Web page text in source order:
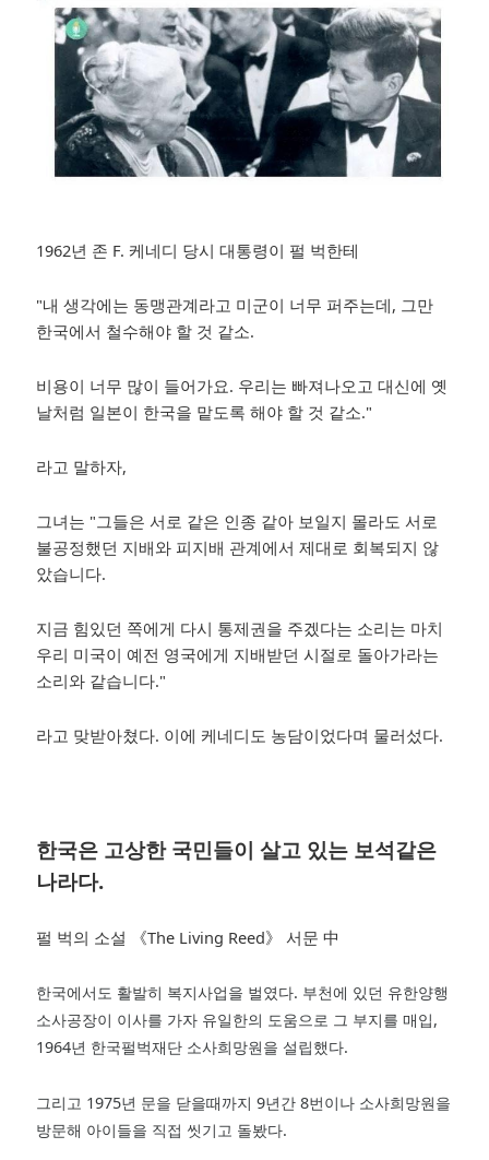
1962년 존 F. 케네디 당시 대통령이 펄 벅한테
"내 생각에는 동맹관계라고 미군이 너무 퍼주는데, 그만
한국에서 철수해야 할 것 같소.
비용이 너무 많이 들어가요. 우리는 빠져나오고 대신에 옛
날처럼 일본이 한국을 맡도록 해야 할 것 같소."
라고 말하자,
그녀는 "그들은 서로 같은 인종 같아 보일지 몰라도 서로
불공정했던 지배와 피지배 관계에서 제대로 회복되지 않
았습니다.
지금 힘있던 쪽에게 다시 통제권을 주겠다는 소리는 마치
우리 미국이 예전 영국에게 지배받던 시절로 돌아가라는
소리와 같습니다."
라고 맞받아쳤다. 이에 케네디도 농담이었다며 물러섰다.
한국은 고상한 국민들이 살고 있는 보석같은
나라다.
펄 벅의 소설 《The Living Reed》 서문 中
한국에서도 활발히 복지사업을 벌였다. 부천에 있던 유한양행
소사공장이 이사를 가자 유일한의 도움으로 그 부지를 매입,
1964년 한국펄벅재단 소사희망원을 설립했다.
그리고 1975년 문을 닫을때까지 9년간 8번이나 소사희망원을
방문해 아이들을 직접 씻기고 돌봤다.